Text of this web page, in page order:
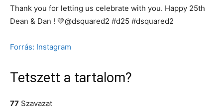
Thank you for letting us celebrate with you. Happy 25th
Dean & Dan ! 💛@dsquared2 #d25 #dsquared2
Forrás: Instagram
Tetszett a tartalom?
77 Szavazat